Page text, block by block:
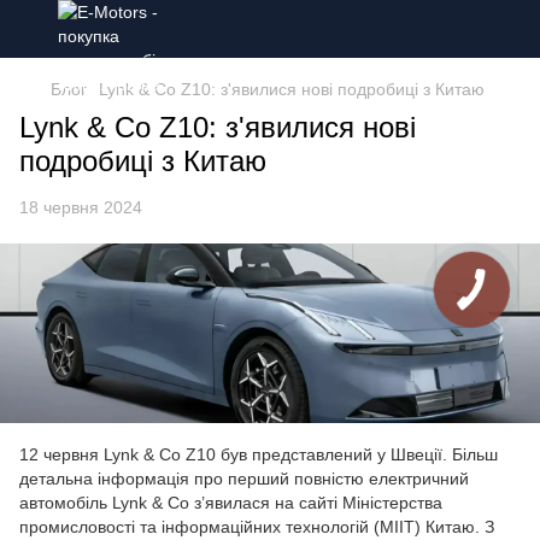
Блог Lynk & Co Z10: з'явилися нові подробиці з Китаю
Lynk & Co Z10: з'явилися нові
подробиці з Китаю
18 червня 2024
12 червня Lynk & Co Z10 був представлений у Швеції. Більш
детальна інформація про перший повністю електричний
автомобіль Lynk & Co з’явилася на сайті Міністерства
промисловості та інформаційних технологій (MIIT) Китаю. З